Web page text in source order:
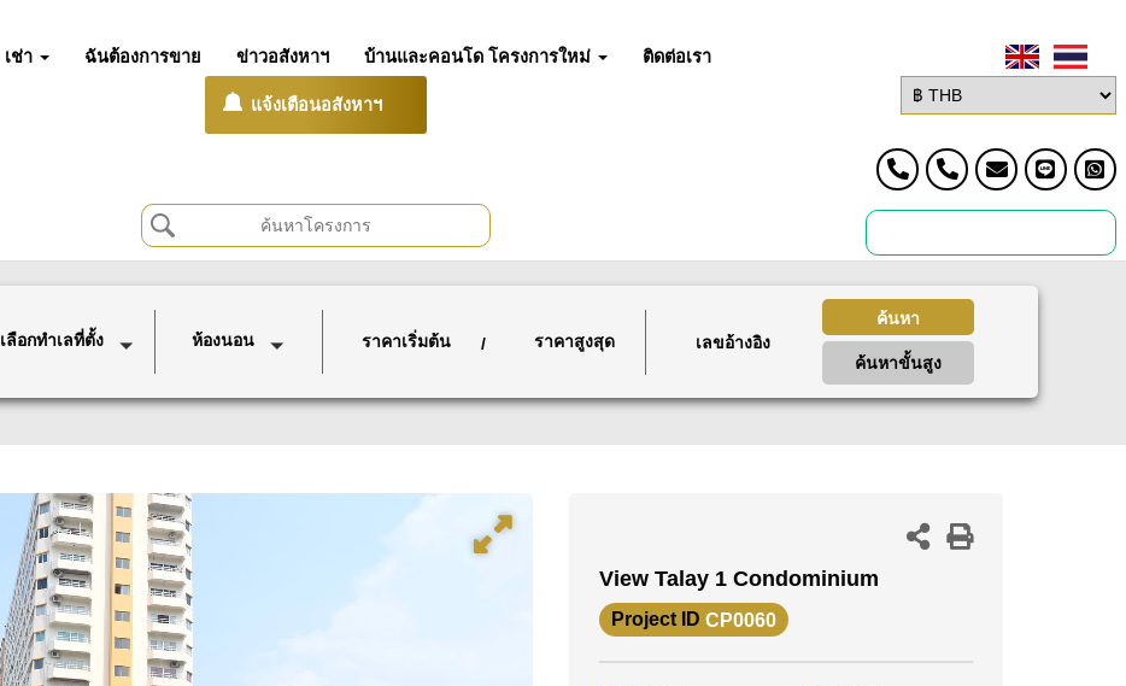
เช่า ฉันต้องการขาย ข่าวอสังหาฯ บ้านและคอนโด โครงการใหม่ ติดต่อเรา
แจ้งเตือนอสังหาฯ
เลือกทำเลที่ตั้ง ห้องนอน ราคาเริ่มต้น / ราคาสูงสุด
ค้นหา
ค้นหาขั้นสูง
View Talay 1 Condominium
Project ID CP0060